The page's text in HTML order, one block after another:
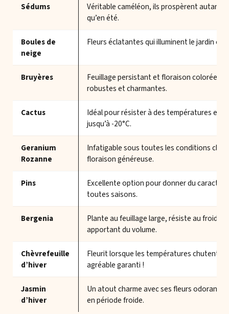
Sédums
Véritable caméléon, ils prospèrent autant
qu’en été.
Boules de
neige
Fleurs éclatantes qui illuminent le jardin en
Bruyères
Feuillage persistant et floraison colorée,
robustes et charmantes.
Cactus
Idéal pour résister à des températures
jusqu’à -20°C.
Geranium
Rozanne
Infatigable sous toutes les conditions
floraison généreuse.
Pins
Excellente option pour donner du
toutes saisons.
Bergenia
Plante au feuillage large, résiste au froid
apportant du volume.
Chèvrefeuille
d’hiver
Fleurit lorsque les températures chutent,
agréable garanti !
Jasmin
d’hiver
Un atout charme avec ses fleurs
en période froide.